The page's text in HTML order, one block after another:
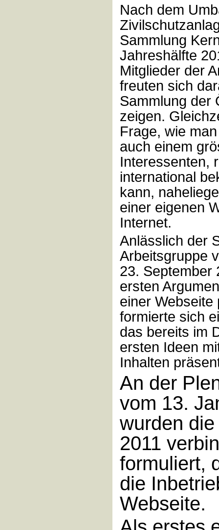
Nach dem
Sammlung
Jahreshälfte
Mitglieder der
freuten sich
Sammlung der
zeigen.
Frage, wie
auch einem
Interessenten,
international
kann,
einer eigenen
Internet.
Anlässlich der
Arbeitsgruppe
23. September
ersten
einer Webseite
formierte sich
das bereits im
ersten Ideen
Inhalten
An der
vom 13.
wurden
2011
formuliert,
die
Webseite.